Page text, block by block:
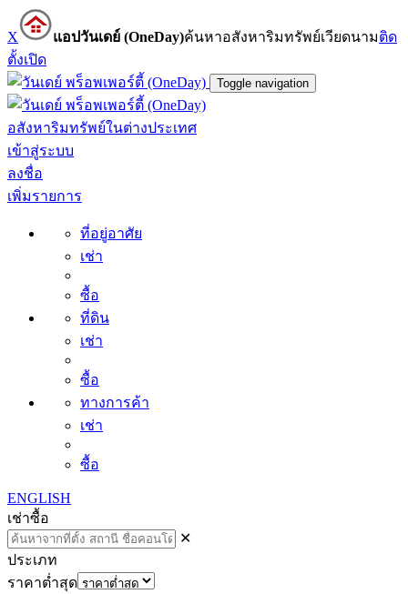
X แอปวันเดย์ (OneDay)ค้นหาอสังหาริมทรัพย์เวียดนามติด
ตั้งเปิด
Toggle navigation
อสังหาริมทรัพย์ในต่างประเทศ
เข้าสู่ระบบ
ลงชื่อ
เพิ่มรายการ
ที่อยู่อาศัย
เช่า
ซื้อ
ที่ดิน
เช่า
ซื้อ
ทางการค้า
เช่า
ซื้อ
ENGLISH
เช่าซื้อ
✕
ประเภท
ราคาต่ำสุด